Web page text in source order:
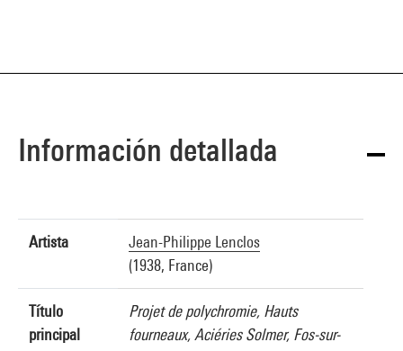
Información detallada
Artista
Jean-Philippe Lenclos
(1938, France)
Título
principal
Projet de polychromie, Hauts
fourneaux, Aciéries Solmer, Fos-sur-